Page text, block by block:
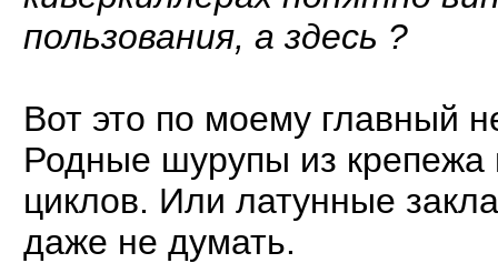
пользования, а здесь ?
Вот это по моему главный
Родные шурупы из крепежа
циклов. Или латунные
даже не думать.